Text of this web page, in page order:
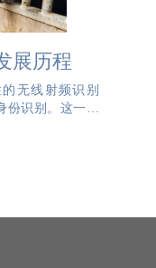
展历程
无线射频识别
份识别。这一创
本身被视为新